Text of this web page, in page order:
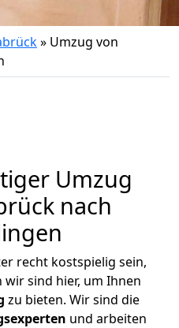
» Umzug von
Umzug
nach
recht kostspielig sein,
wir sind hier, um Ihnen
zu bieten. Wir sind die
und arbeiten